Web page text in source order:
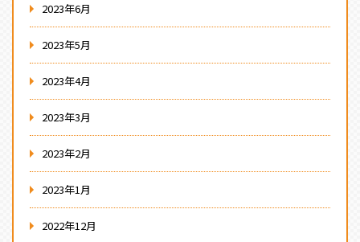
2023年6月
2023年5月
2023年4月
2023年3月
2023年2月
2023年1月
2022年12月